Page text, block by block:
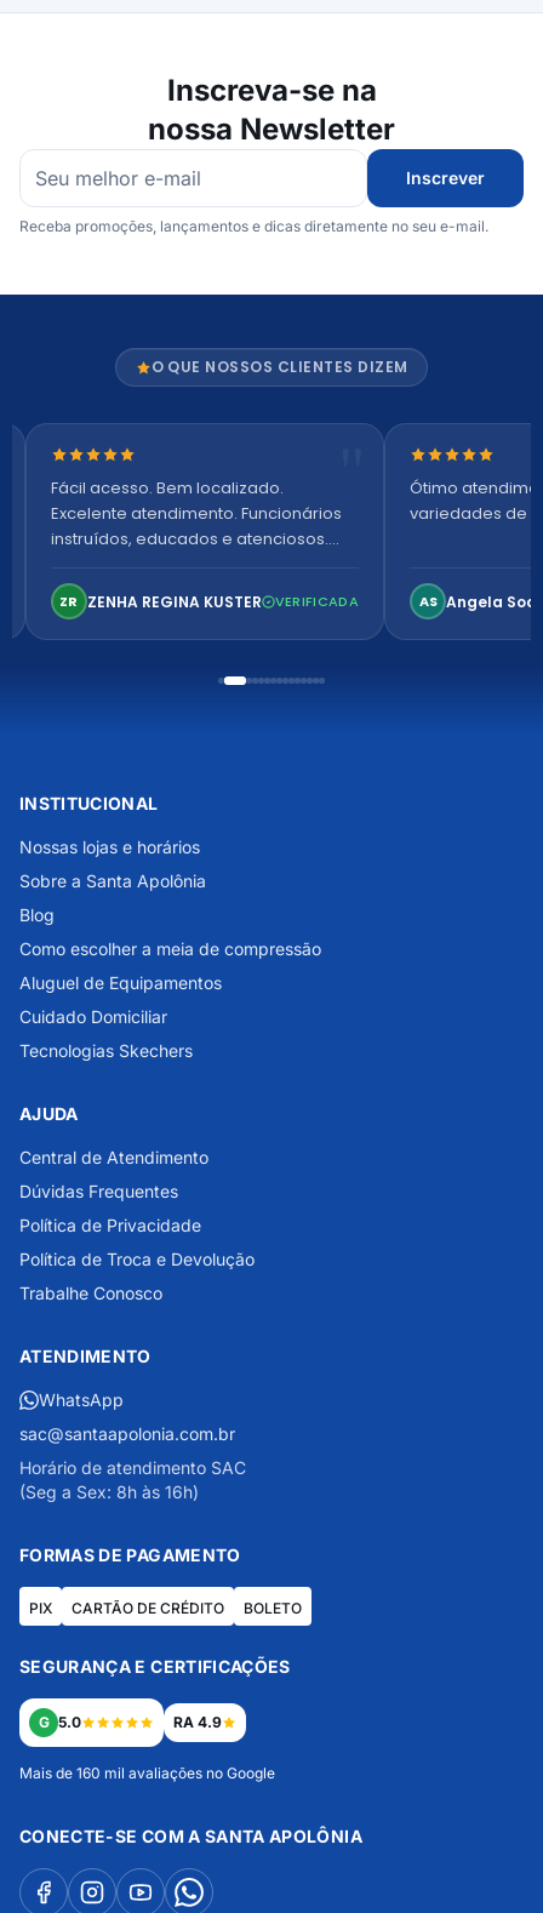
Inscreva-se na
nossa Newsletter
Inscrever
Receba promoções, lançamentos e dicas diretamente no seu e-mail.
O QUE NOSSOS CLIENTES DIZEM
Nota 5 de 5 estrelas
Fácil acesso. Bem localizado.
Excelente atendimento. Funcionários
instruídos, educados e atenciosos.
confortável. Perfeito!
ZR ZENHA REGINA KUSTER VERIFICADA
Nota 5 de 5
Ótimo
variedades de
AS Angela
INSTITUCIONAL
Nossas lojas e horários
Sobre a Santa Apolônia
Blog
Como escolher a meia de compressão
Aluguel de Equipamentos
Cuidado Domiciliar
Tecnologias Skechers
AJUDA
Central de Atendimento
Dúvidas Frequentes
Política de Privacidade
Política de Troca e Devolução
Trabalhe Conosco
ATENDIMENTO
WhatsApp
sac@santaapolonia.com.br
Horário de atendimento SAC
(Seg a Sex: 8h às 16h)
FORMAS DE PAGAMENTO
PIX CARTÃO DE CRÉDITO BOLETO
SEGURANÇA E CERTIFICAÇÕES
G 5.0 RA 4.9
Mais de 160 mil avaliações no Google
CONECTE-SE COM A SANTA APOLÔNIA